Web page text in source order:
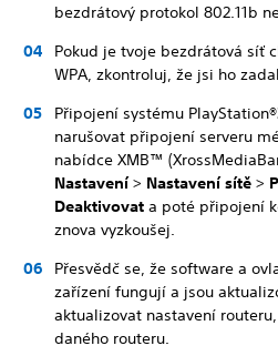
bezdrátový protokol 802.11b
Pokud je tvoje bezdrátová síť
WPA, zkontroluj, že jsi ho
Připojení systému
narušovat připojení serveru
nabídce XMB™
Nastavení> Nastavení sítě >
Deaktivovat a poté připojení
znova vyzkoušej.
Přesvědč se, že software a
zařízení fungují a jsou
aktualizovat nastavení
daného routeru.